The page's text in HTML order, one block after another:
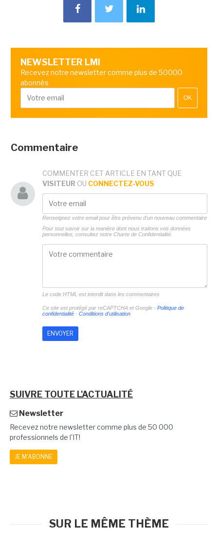
NEWSLETTER LMI
Recevez notre newsletter comme plus de 50000
abonnés
OK
Commentaire
COMMENTER CET ARTICLE EN TANT QUE
VISITEUR OU CONNECTEZ-VOUS
Renseignez votre email pour être prévenu d'un nouveau commentaire
Pour tout savoir sur la manière dont nous traitons vos données
personnelles, consultez notre Charte de Confidentialité.
Le code HTML est interdit dans les commentaires
Ce site est protégé par reCAPTCHA et Google - Politique de
confidentialité- Conditions d'utilisation
SUIVRE TOUTE L'ACTUALITÉ
Newsletter
Recevez notre newsletter comme plus de 50 000
professionnels de l'IT!
JE M'ABONNE
SUR LE MÊME THÈME